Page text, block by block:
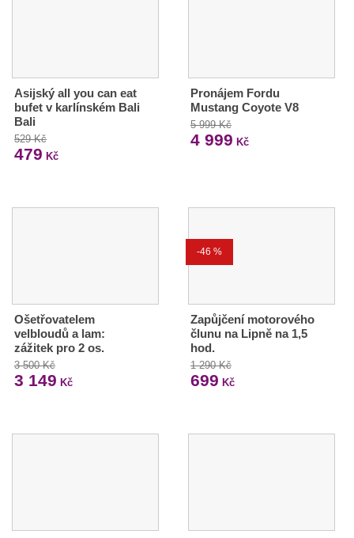
Asijský all you can eat
bufet v karlínském Bali
Bali
529 Kč
479 Kč
Pronájem Fordu
Mustang Coyote V8
5 999 Kč
4 999 Kč
Ošetřovatelem
velbloudů a lam:
zážitek pro 2 os.
3 500 Kč
3 149 Kč
-46 %
Zapůjčení motorového
člunu na Lipně na 1,5
hod.
1 290 Kč
699 Kč